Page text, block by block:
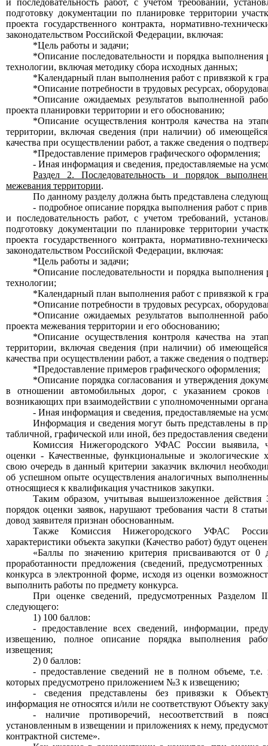
и последовательность работ, с учетом требований,
подготовку документации по планировке территории
проекта государственного контракта, нормативно-
законодательством Российской Федерации, включая:
*Цель работы и задачи;
*Описание последовательности и порядка выполнения
технологии, включая методику сбора исходных данных;
*Календарный план выполнения работ с привязкой к
*Описание потребности в трудовых ресурсах,
*Описание ожидаемых результатов выполненной
проекта планировки территории и его обоснованию;
*Описание осуществления контроля качества на
территории, включая сведения (при наличии) об
качества при осуществлении работ, а также сведения о
*Предоставление примеров графического оформления;
- Иная информация и сведения, предоставляемые на
Раздел 2. Последовательность и порядок
межевания территории.
По данному разделу должна быть представлена
- подробное описание порядка выполнения работ с
и последовательность работ, с учетом требований,
подготовку документации по планировке территории
проекта государственного контракта, нормативно-
законодательством Российской Федерации, включая:
*Цель работы и задачи;
*Описание последовательности и порядка выполнения
технологии;
*Календарный план выполнения работ с привязкой к
*Описание потребности в трудовых ресурсах,
*Описание ожидаемых результатов выполненной
проекта межевания территории и его обоснованию;
*Описание осуществления контроля качества на
территории, включая сведения (при наличии) об
качества при осуществлении работ, а также сведения о
*Предоставление примеров графического оформления;
*Описание порядка согласования и утверждения
в отношении автомобильных дорог, с указанием сроков
возникающих при взаимодействии с уполномоченными
- Иная информация и сведения, предоставляемые на
Информация и сведения могут быть представлены в
табличной, графической или иной, без предоставления
Комиссия Нижегородского УФАС России выявила,
оценки - Качественные, функциональные и экологические
свою очередь в данный критерии заказчик включил
об успешном опыте осуществления аналогичных
относящиеся к квалификация участников закупки.
Таким образом, учитывая вышеизложенное действия
порядок оценки заявок, нарушают требования части 8
довод заявителя признан обоснованным.
Также КомиссияНижегородского УФАС
характеристики объекта закупки (Качество работ) будут
«Баллы по значению критерия присваиваются от 0
проработанности предложения (сведений,
конкурса в электронной форме, исходя из оценки
выполнить работы по предмету конкурса.
При оценке сведений, предусмотренных Разделом
следующего:
1) 100 баллов:
- предоставление всех сведений, информации,
извещению, полное описание порядка выполнения
извещения;
2) 0 баллов:
- предоставление сведений не в полном объеме, т.е.
которых предусмотрено приложением №3 к извещению;
- сведения представлены без привязки к
информация не относятся и/или не соответствуют Объекту
- наличие противоречий, несоответствий в
установленным в извещении и приложениях к нему,
контрактной системе».